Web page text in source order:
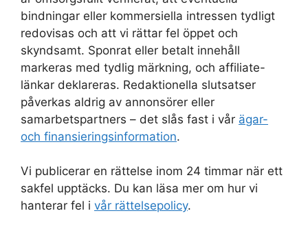
bindningar eller kommersiella intressen tydligt
redovisas och att vi rättar fel öppet och
skyndsamt. Sponrat eller betalt innehåll
markeras med tydlig märkning, och affiliate-
länkar deklareras. Redaktionella slutsatser
påverkas aldrig av annonsörer eller
samarbetspartners – det slås fast i vår ägar-
och finansieringsinformation.
Vi publicerar en rättelse inom 24 timmar när ett
sakfel upptäcks. Du kan läsa mer om hur vi
hanterar fel i vår rättelsepolicy.